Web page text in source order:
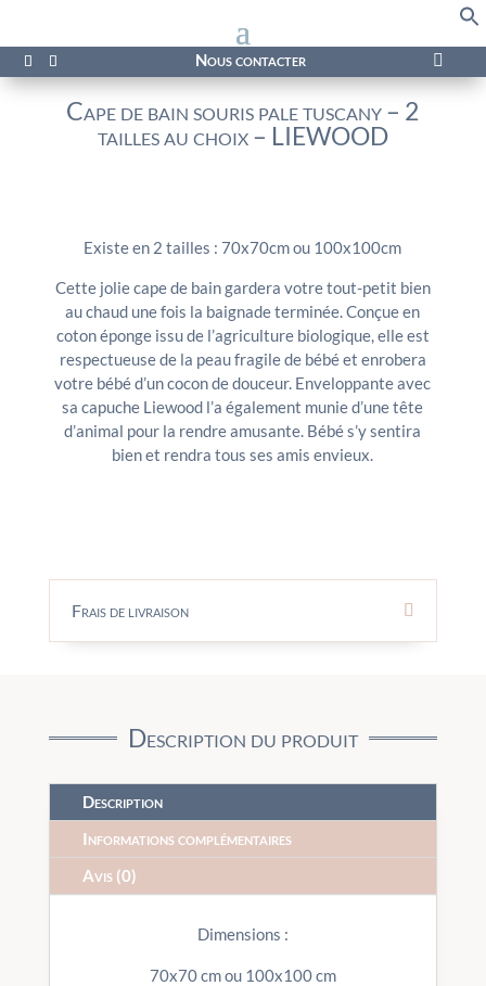
Nous contacter 
Cape de bain souris pale tuscany – 2
tailles au choix – LIEWOOD
Existe en 2 tailles : 70x70cm ou 100x100cm
Cette jolie cape de bain gardera votre tout-petit bien
au chaud une fois la baignade terminée. Conçue en
coton éponge issu de l’agriculture biologique, elle est
respectueuse de la peau fragile de bébé et enrobera
votre bébé d’un cocon de douceur. Enveloppante avec
sa capuche Liewood l’a également munie d’une tête
d’animal pour la rendre amusante. Bébé s’y sentira
bien et rendra tous ses amis envieux.
Frais de livraison
Description du produit
Description
Informations complémentaires
Avis (0)
Dimensions :
70x70 cm ou 100x100 cm